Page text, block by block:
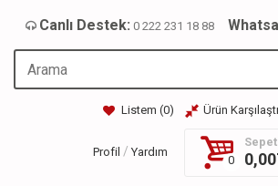
Canlı Destek: 0 222 231 18 88
Listem (0) Ürün
Profil / Yardım
0